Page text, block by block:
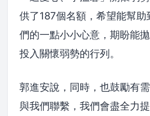
供了187個名額，希望能幫
們的一點小小心意，期盼能
投入關懷弱勢的行列。
郭進安說，同時，也鼓勵有
與我們聯繫，我們會盡全力